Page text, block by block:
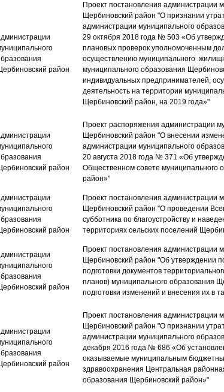
район
Проект постановления администрации
Щербиновский район​ "О признании
администрации муниципального
29 октября 2018 года № 503 «Об
плановых проверок уполномоченным
осуществлению муниципального
муниципального образования
индивидуальных предпринимателей,
деятельность на территории
Щербиновский район, на 2019 года»"
район
Проект распоряжения администрации
Щербиновский район​ "О внесении
администрации муниципального
20 августа 2018 года № 371 «Об
Общественном совете муниципального
район»"
район
Проект постановления администрации
Щербиновский район​ "О проведении
субботника по благоустройству и
территориях сельских поселений
район
Проект постановления администрации
Щербиновский район​ "Об утверждении
подготовки документов
планов) муниципального образования
подготовки изменений и внесения их в
район
Проект постановления администрации
Щербиновский район​ "О признании
администрации муниципального
декабря 2016 года № 686 «Об
оказываемые муниципальным
здравоохранения Центральная
образования Щербиновский район»"